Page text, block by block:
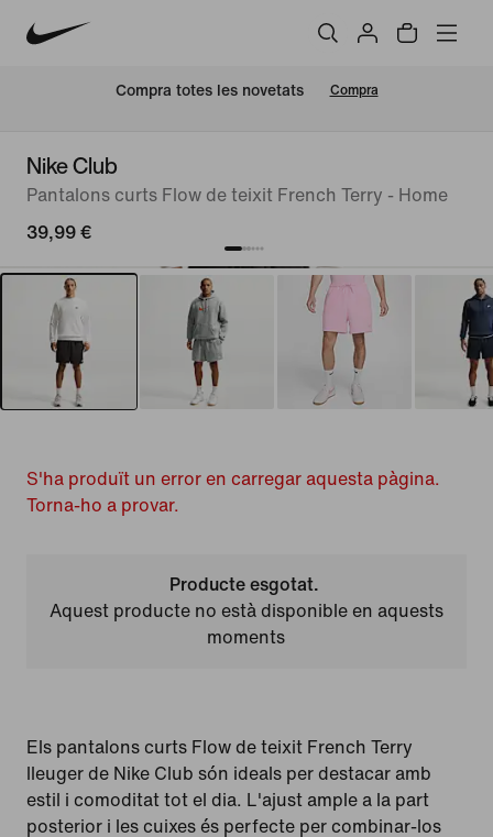
Compra totes les novetats Compra
Nike Club
Pantalons curts Flow de teixit French Terry - Home
39,99 €
S'ha produït un error en carregar aquesta pàgina.
Torna-ho a provar.
Producte esgotat.
Aquest producte no està disponible en aquests
moments
Els pantalons curts Flow de teixit French Terry
lleuger de Nike Club són ideals per destacar amb
estil i comoditat tot el dia. L'ajust ample a la part
posterior i les cuixes és perfecte per combinar-los